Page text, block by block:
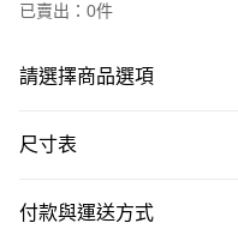
已賣出：0件
請選擇商品選項
尺寸表
付款與運送方式